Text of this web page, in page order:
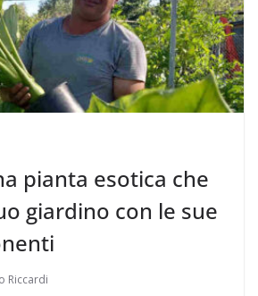
pianta esotica che
giardino con le sue
Riccardi